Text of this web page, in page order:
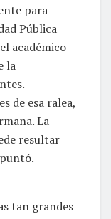
para
Pública
académico
la
de esa ralea,
La
resultar
tan grandes